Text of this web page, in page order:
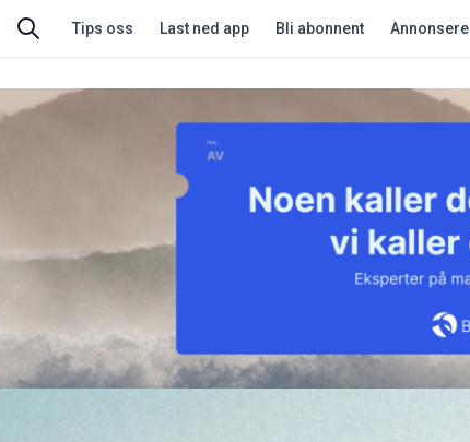
Tips oss Last ned app Bli abonnent Annonsere